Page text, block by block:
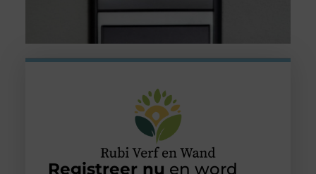
Registreer nu en word